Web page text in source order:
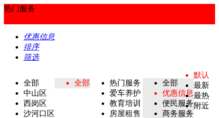
热门服务
优惠信息
排序
筛选
全部
中山区
西岗区
沙河口区
全部
热门服务
爱车养护
教育培训
房屋租售
全部
优惠信息
便民服务
商务服务
默认
最新
最热
附近